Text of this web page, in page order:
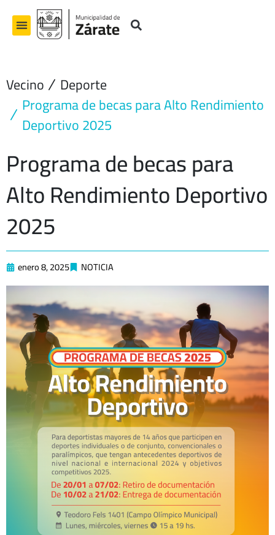
contenido
Vecino Deporte
Programa de becas para Alto Rendimiento
Deportivo 2025
Programa de becas para
Alto Rendimiento Deportivo
2025
enero 8, 2025 NOTICIA